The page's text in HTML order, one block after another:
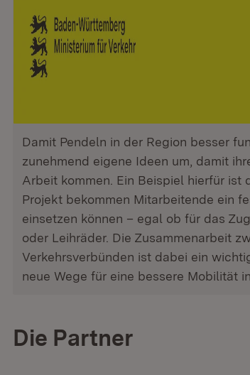
Damit Pendeln in der Region besser
zunehmend eigene Ideen um, damit
Arbeit kommen. Ein Beispiel hierfür ist
Projekt bekommen Mitarbeitende ein
einsetzen können – egal ob für das
oder Leihräder. Die Zusammenarbeit
Verkehrsverbünden ist dabei ein
neue Wege für eine bessere Mobilität
Die Partner